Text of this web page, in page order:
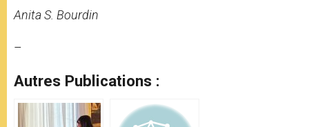
Anita S. Bourdin
–
Autres Publications :